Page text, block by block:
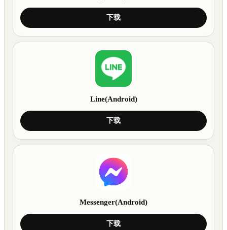
下载
Line(Android)
下载
Messenger(Android)
下载